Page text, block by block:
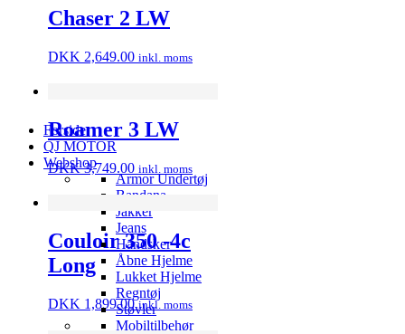
Forside
QJ MOTOR
Webshop
Armor Undertøj
Bandana
Jakker
Jeans
Handsker
Åbne Hjelme
Lukket Hjelme
Regntøj
Støvler
Mobiltilbehør
Chaser 2 LW
DKK 2,649.00 inkl. moms
Roamer 3 LW
DKK3,749.00 inkl. moms
Couloir 350 -4c
Long
DKK 1,899.00 inkl. moms